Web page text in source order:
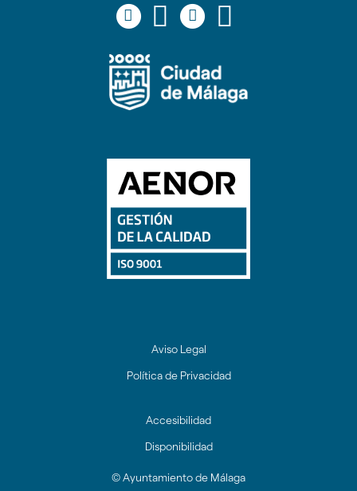
Icono
Icono
facebook
Icono
Icono
twitter
Icono
Icono
youtube
Aviso Legal
Política de Privacidad
Accesibilidad
Disponibilidad
© Ayuntamiento de Málaga